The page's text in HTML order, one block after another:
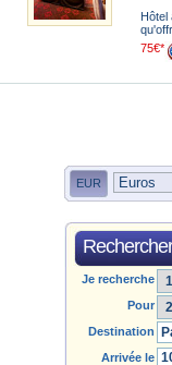
Hôtel
75€*
EUR
Je recherche
Pour
Destination
Arrivée le